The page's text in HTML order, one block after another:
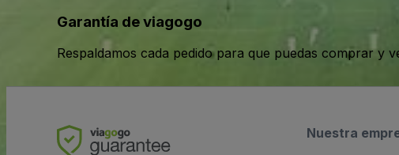
Garantía de viagogo
Respaldamos cada pedido para que puedas comprar y
Nuestra